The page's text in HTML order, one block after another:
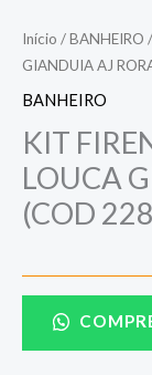
Início /BANHEIRO
GIANDUIA AJ
BANHEIRO
KIT
LOUCA
(COD